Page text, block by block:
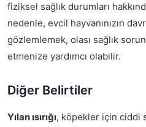
fiziksel sağlık durumları
nedenle, evcil hayvanınızın
gözlemlemek, olası sağlık
etmenize yardımcı olabilir.
Diğer Belirtiler
Yılan ısırığı, köpekler için ciddi